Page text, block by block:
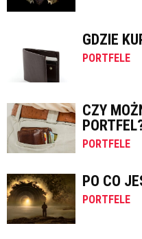
GDZIE
PORTFELE
CZY
PORTFELE
PO CO
PORTFELE